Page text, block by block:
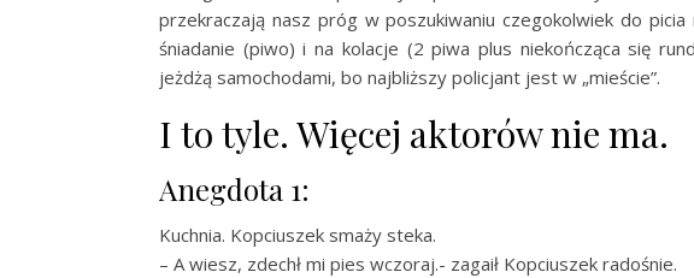
przekraczają nasz próg w poszukiwaniu czegokolwiek do
śniadanie (piwo) i na kolacje (2 piwa plus niekończąca się
jeżdżą samochodami, bo najbliższy policjant jest w „mieście”.
I to tyle. Więcej aktorów nie ma.
Anegdota 1:
Kuchnia. Kopciuszek smaży steka.
– A wiesz, zdechł mi pies wczoraj.- zagaił Kopciuszek radośnie.